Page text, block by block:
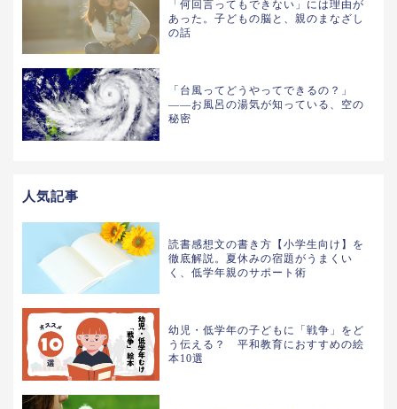
「何回言ってもできない」には理由が
あった。子どもの脳と、親のまなざし
の話
「台風ってどうやってできるの？」
——お風呂の湯気が知っている、空の
秘密
人気記事
読書感想文の書き方【小学生向け】を
徹底解説。夏休みの宿題がうまくい
く、低学年親のサポート術
幼児・低学年の子どもに「戦争」をど
う伝える？ 平和教育におすすめの絵
本10選